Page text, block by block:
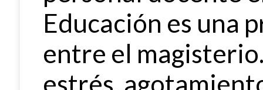
Educación es una
entre el
estrés,